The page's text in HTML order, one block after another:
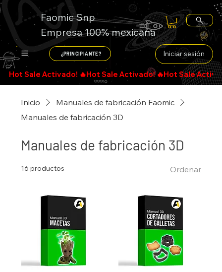
Faomic Snp
Empresa 100% mexicana
¿PRINCIPIANTE? Iniciar sesión
Inicio
Manuales de fabricación Faomic
Manuales de fabricación 3D
Manuales de fabricación 3D
16 productos Ordenar